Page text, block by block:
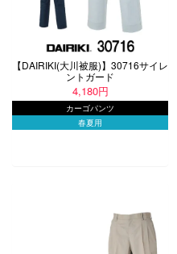
【DAIRIKI(大川被服)】30716サイレ
ントガード
4,180円
カーゴパンツ
春夏用